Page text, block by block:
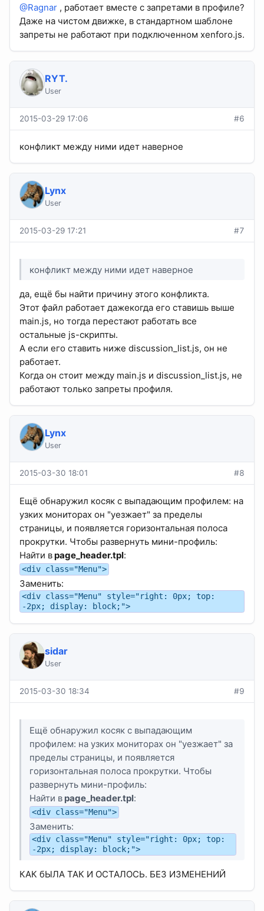
@Ragnar , работает вместе с запретами в профиле?
Даже на чистом движке, в стандартном шаблоне
запреты не работают при подключенном xenforo.js.
RYT.
User
2015-03-29 17:06 #6
конфликт между ними идет наверное
Lynx
User
2015-03-29 17:21 #7
конфликт между ними идет наверное
да, ещё бы найти причину этого конфликта.
Этот файл работает дажекогда его ставишь выше
main.js, но тогда перестают работать все
остальные js-скрипты.
А если его ставить ниже discussion_list.js, он не
работает.
Когда он стоит между main.js и discussion_list.js, не
работают только запреты профиля.
Lynx
User
2015-03-30 18:01 #8
Ещё обнаружил косяк с выпадающим профилем: на
узких мониторах он "уезжает" за пределы
страницы, и появляется горизонтальная полоса
прокрутки. Чтобы развернуть мини-профиль:
Найти вpage_header.tpl:
<div class="Menu">
Заменить:
<div class="Menu" style="right: 0px; top:
-2px; display: block;">
sidar
User
2015-03-30 18:34 #9
Ещё обнаружил косяк с выпадающим
профилем: на узких мониторах он "уезжает" за
пределы страницы, и появляется
горизонтальная полоса прокрутки. Чтобы
развернуть мини-профиль:
Найти в page_header.tpl:
<div class="Menu">
Заменить:
<div class="Menu" style="right: 0px; top:
-2px; display: block;">
КАК бЫЛА ТАК И ОСТАЛОСЬ. БЕЗ ИЗМЕНЕНИЙ